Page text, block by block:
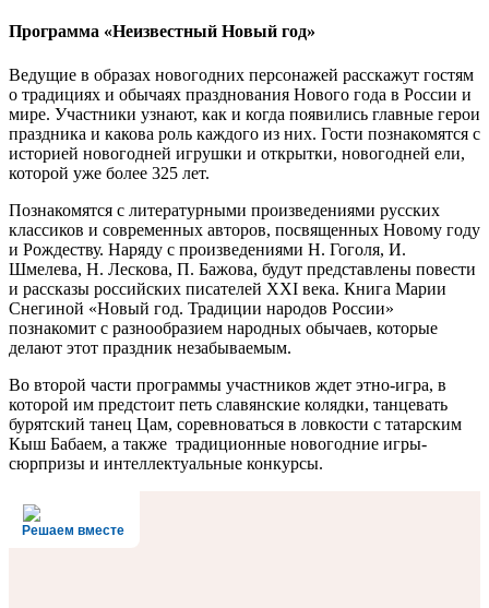
Программа «Неизвестный Новый год»
Ведущие в образах новогодних персонажей расскажут гостям
о традициях и обычаях празднования Нового года в России и
мире. Участники узнают, как и когда появились главные герои
праздника и какова роль каждого из них. Гости познакомятся с
историей новогодней игрушки и открытки, новогодней ели,
которой уже более 325 лет.
Познакомятся с литературными произведениями русских
классиков и современных авторов, посвященных Новому году
и Рождеству. Наряду с произведениями Н. Гоголя, И.
Шмелева, Н. Лескова, П. Бажова, будут представлены повести
и рассказы российских писателей XXI века. Книга Марии
Снегиной «Новый год. Традиции народов России»
познакомит с разнообразием народных обычаев, которые
делают этот праздник незабываемым.
Во второй части программы участников ждет этно-игра, в
которой им предстоит петь славянские колядки, танцевать
бурятский танец Цам, соревноваться в ловкости с татарским
Кыш Бабаем, а также традиционные новогодние игры-
сюрпризы и интеллектуальные конкурсы.
Решаем вместе